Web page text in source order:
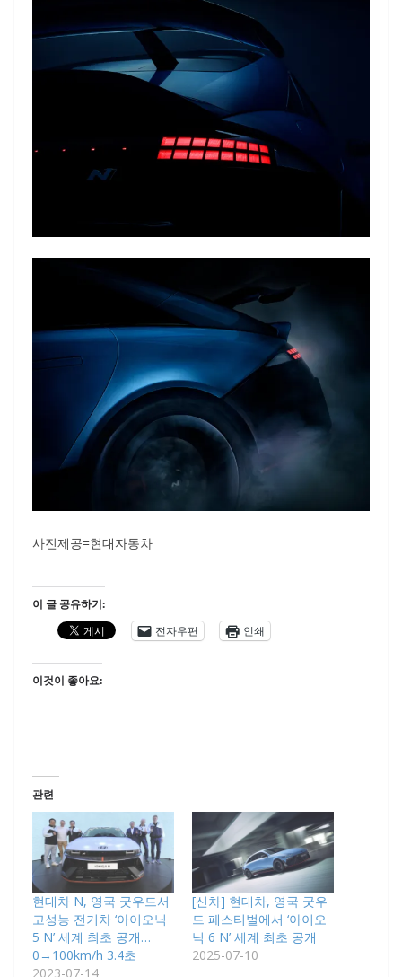
사진제공=현대자동차
이 글 공유하기:
전자우편
인쇄
이것이 좋아요:
관련
현대차 N, 영국 굿우드서
고성능 전기차 ‘아이오닉
5 N’ 세계 최초 공개…
0→100km/h 3.4초
2023-07-14
[신차] 현대차, 영국 굿우
드 페스티벌에서 ‘아이오
닉 6 N’ 세계 최초 공개
2025-07-10